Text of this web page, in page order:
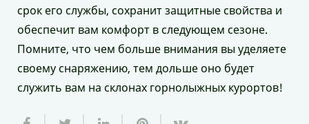
срок его службы, сохранит защитные свойства и
обеспечит вам комфорт в следующем сезоне.
Помните, что чем больше внимания вы уделяете
своему снаряжению, тем дольше оно будет
служить вам на склонах горнолыжных курортов!